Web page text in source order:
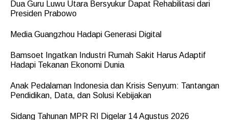
Dua Guru Luwu Utara Bersyukur Dapat Rehabilitasi dari
Presiden Prabowo
Media Guangzhou Hadapi Generasi Digital
Bamsoet Ingatkan Industri Rumah Sakit Harus Adaptif
Hadapi Tekanan Ekonomi Dunia
Anak Pedalaman Indonesia dan Krisis Senyum: Tantangan
Pendidikan, Data, dan Solusi Kebijakan
Sidang Tahunan MPR RI Digelar 14 Agustus 2026